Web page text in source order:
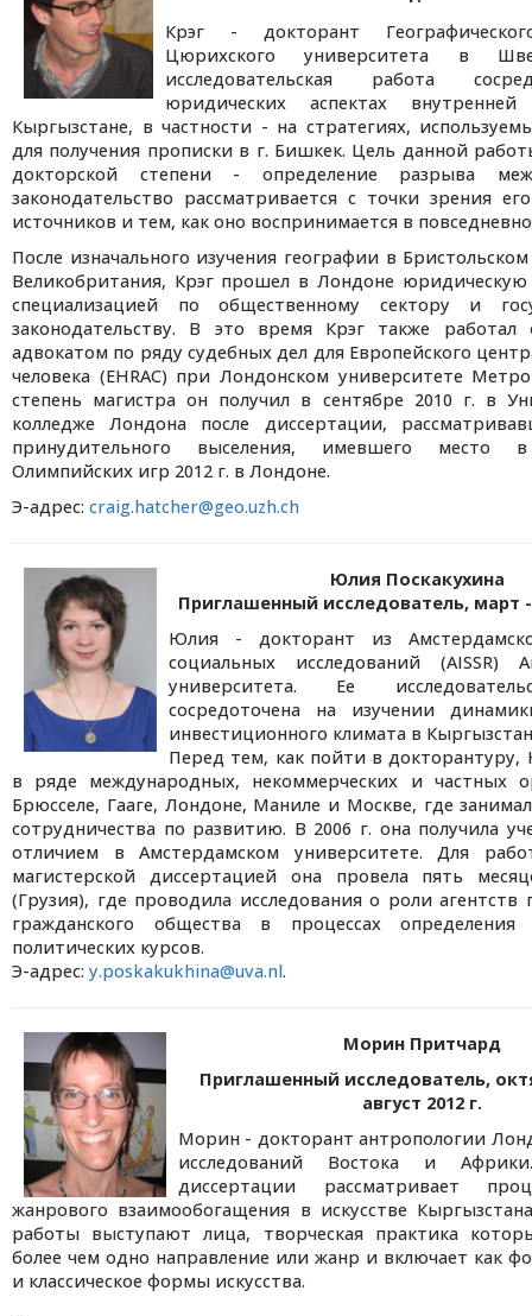
Крэг - докторант
Цюрихского университета в
исследовательская работа
юридических аспектах
Кыргызстане, в частности - на стратегиях,
для получения прописки в г. Бишкек. Цель данной
докторской степени - определение разрыва
законодательство рассматривается с точки зрения
источников и тем, как оно воспринимается в
После изначального изучения географии в
Великобритания, Крэг прошел в Лондоне юридическую
специализацией по общественному сектору и
законодательству. В это время Крэг также работал
адвокатом по ряду судебных дел для Европейского
человека (EHRAC) при Лондонском университете
степень магистра он получил в сентябре 2010 г. в
колледже Лондона после диссертации,
принудительного выселения, имевшего место
Олимпийских игр 2012 г. в Лондоне.
Э-адрес: craig.hatcher@geo.uzh.ch
Юлия Поскакухина
Приглашенный исследователь, март -
Юлия - докторант из
социальных исследований (AISSR)
университета. Ее
сосредоточена на изучении
инвестиционного климата в
Перед тем, как пойти в докторантуру,
в ряде международных, некоммерческих и частных
Брюсселе, Гааге, Лондоне, Маниле и Москве, где
сотрудничества по развитию. В 2006 г. она получила
отличием в Амстердамском университете. Для
магистерской диссертацией она провела пять
(Грузия), где проводила исследования о роли
гражданского общества в процессах определения
политических курсов.
Э-адрес: y.poskakukhina@uva.nl.
Морин Притчард
Приглашенный исследователь,
август 2012 г.
Морин - докторант антропологии
исследований Востока и
диссертации рассматривает
жанрового взаимообогащения в искусстве
работы выступают лица, творческая практика
более чем одно направление или жанр и включает как
и классическое формы искусства.